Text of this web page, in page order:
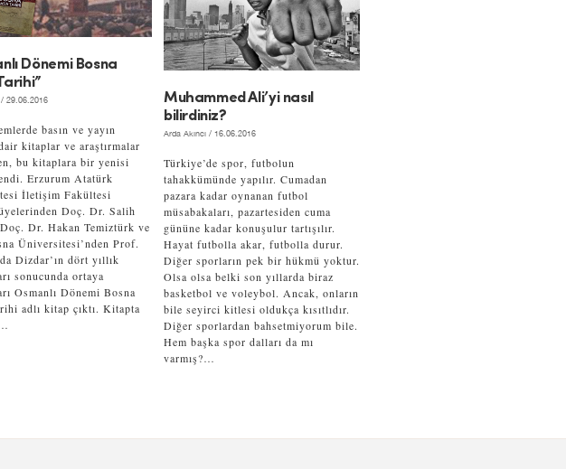
Dönemi Bosna
/ 29.06.2016
basın ve yayın
kitaplar ve araştırmalar
bu kitaplara bir yenisi
Erzurum Atatürk
İletişim Fakültesi
Doç. Dr. Salih
Dr. Hakan Temiztürk ve
Üniversitesi’nden Prof.
Dizdar’ın dört yıllık
sonucunda ortaya
Osmanlı Dönemi Bosna
adlı kitap çıktı. Kitapta
Muhammed Ali’yi nasıl
bilirdiniz?
Arda Akıncı / 16.06.2016
Türkiye’de spor, futbolun
tahakkümünde yapılır. Cumadan
pazara kadar oynanan futbol
müsabakaları, pazartesiden cuma
gününe kadar konuşulur tartışılır.
Hayat futbolla akar, futbolla durur.
Diğer sporların pek bir hükmü yoktur.
Olsa olsa belki son yıllarda biraz
basketbol ve voleybol. Ancak, onların
bile seyirci kitlesi oldukça kısıtlıdır.
Diğer sporlardan bahsetmiyorum bile.
Hem başka spor dalları da mı
varmış?…